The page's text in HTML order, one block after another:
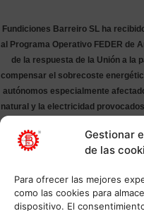
Gestionar
de las
Para ofrecer las mejores
como las cookies para
dispositivo. El
Fundiciones Barreiro SL ha
al Programa Operativo FEDER de
de la respuesta de la Unión a la
compensar el sobrecoste
autónomos especialmente
natural y la electricidad